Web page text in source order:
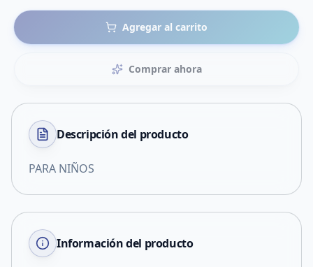
Agregar al carrito
Comprar ahora
Descripción del producto
PARA NIÑOS
Información del producto